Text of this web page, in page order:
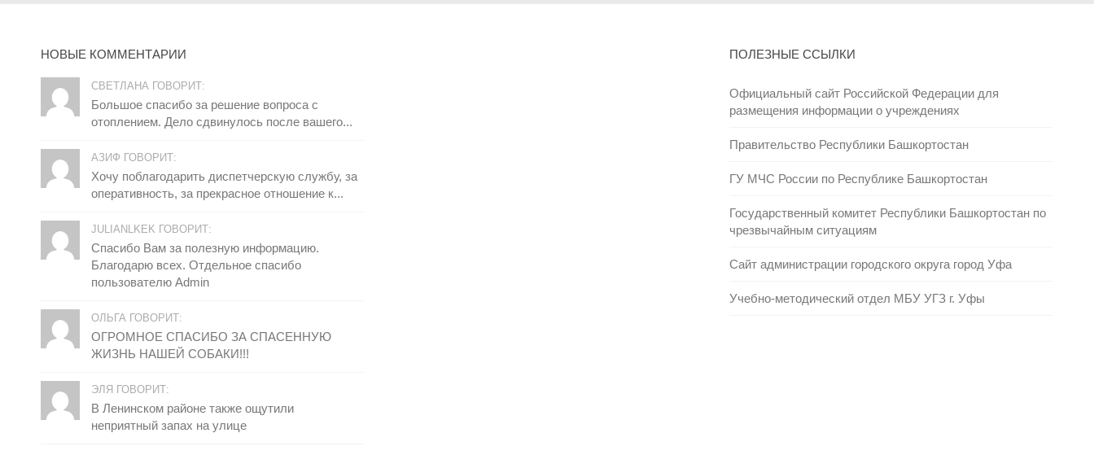
НОВЫЕ КОММЕНТАРИИ
СВЕТЛАНА ГОВОРИТ:
Большое спасибо за решение вопроса с
отоплением. Дело сдвинулось после вашего...
АЗИФ ГОВОРИТ:
Хочу поблагодарить диспетчерскую службу, за
оперативность, за прекрасное отношение к...
JULIANLKEK ГОВОРИТ:
Спасибо Вам за полезную информацию.
Благодарю всех. Отдельное спасибо
пользователю Admin
ОЛЬГА ГОВОРИТ:
ОГРОМНОЕ СПАСИБО ЗА СПАСЕННУЮ
ЖИЗНЬ НАШЕЙ СОБАКИ!!!
ЭЛЯ ГОВОРИТ:
В Ленинском районе также ощутили
неприятный запах на улице
ПОЛЕЗНЫЕ ССЫЛКИ
Официальный сайт Российской Федерации для
размещения информации о учреждениях
Правительство Республики Башкортостан
ГУ МЧС России по Республике Башкортостан
Государственный комитет Республики Башкортостан по
чрезвычайным ситуациям
Сайт администрации городского округа город Уфа
Учебно-методический отдел МБУ УГЗ г. Уфы